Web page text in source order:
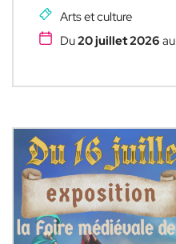
Arts et culture
Du20 juillet 2026 au